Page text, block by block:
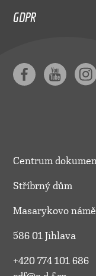
GDPR
Centrum
Stříbrný dům
Masarykovo
586 01 Jihlava
+420 774 101 686